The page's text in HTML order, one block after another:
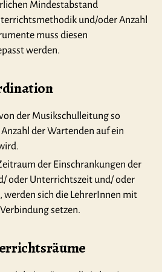
Mindestabstand
und/oder Anzahl
muss diesen
werden.
der Musikschulleitung so
der Wartenden auf ein
der Einschrankungen der
oder Unterrichtszeit und/ oder
werden sich die LehrerInnen mit
setzen.